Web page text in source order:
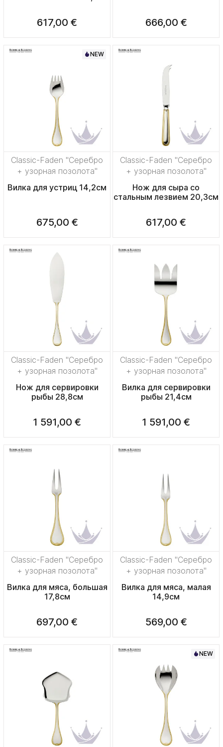
617,00 € 666,00 €
NEW
Classic-Faden "Серебро
+ узорная позолота"
Вилка для устриц 14,2см
675,00 €
Classic-Faden "Серебро
+ узорная позолота"
Нож для сыра со
стальным лезвием 20,3см
617,00 €
Classic-Faden "Серебро
+ узорная позолота"
Нож для сервировки
рыбы 28,8см
1 591,00 €
Classic-Faden "Серебро
+ узорная позолота"
Вилка для сервировки
рыбы 21,4см
1 591,00 €
Classic-Faden "Серебро
+ узорная позолота"
Вилка для мяса, большая
17,8см
697,00 €
Classic-Faden "Серебро
+ узорная позолота"
Вилка для мяса, малая
14,9см
569,00 €
NEW